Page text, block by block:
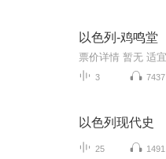
以色列-鸡鸣堂
3 7437
以色列现代史
25 1491